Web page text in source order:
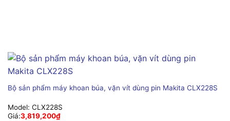
Bộ sản phẩm máy khoan búa, vặn vít dùng pin Makita CLX228S
Model: CLX228S
Giá:3,819,200₫